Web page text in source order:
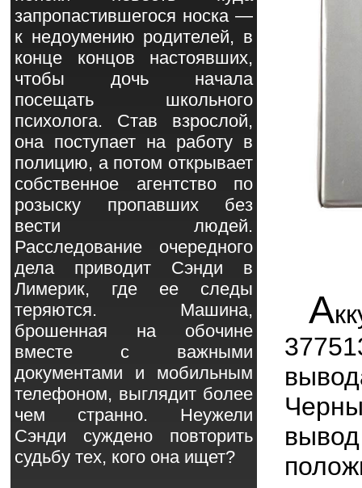
А
запропастившегося носка —
к недоумению родителей, в
конце концов настоявших,
чтобы дочь начала
посещать школьного
психолога. Став взрослой,
она поступает на работу в
полицию, а потом открывает
собственное агентство по
розыску пропавших без
вести людей.
Расследование очередного
дела приводит Сэнди в
Лимерик, где ее следы
теряются. Машина,
брошенная на обочине
вместе с важными
документами и мобильным
телефоном, выглядит более
чем странно. Неужели
Сэнди суждено повторить
судьбу тех, кого она ищет?